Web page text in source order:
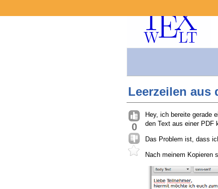
Leerzeilen aus
0
Hey, ich bereite gerade
den Text aus einer PDF
Das Problem ist, dass
Nach meinem Kopieren